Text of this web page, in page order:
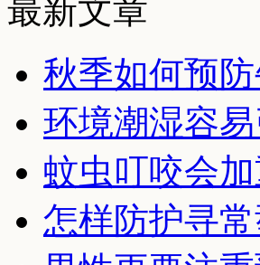
最新文章
秋季如何预
环境潮湿容
蚊虫叮咬会
怎样防护寻